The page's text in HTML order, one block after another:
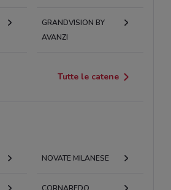
GRANDVISION BY
AVANZI
Tutte le catene
NOVATE MILANESE